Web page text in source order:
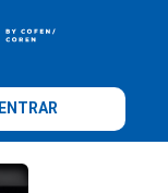
ENTRAR